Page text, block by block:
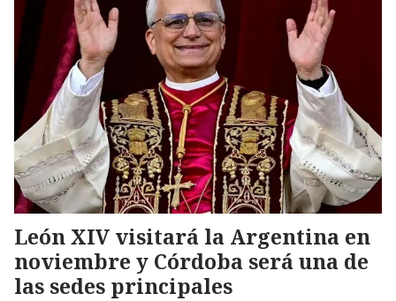
León XIV visitará la Argentina en
noviembre y Córdoba será una de
las sedes principales